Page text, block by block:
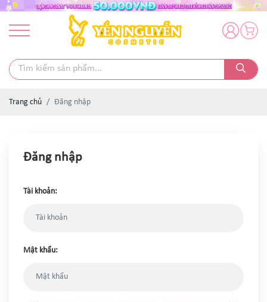
Trang chủ Đăng nhập
Đăng nhập
Tài khoản:
Mật khẩu: